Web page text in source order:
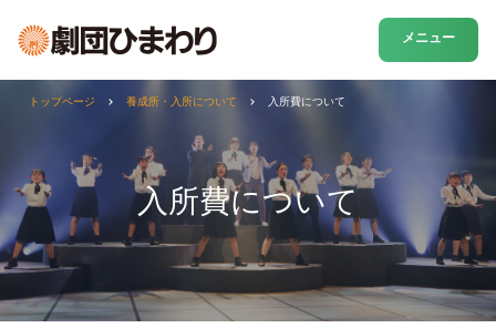
メニュー
入所費について
トップページ 養成所・入所について 入所費について